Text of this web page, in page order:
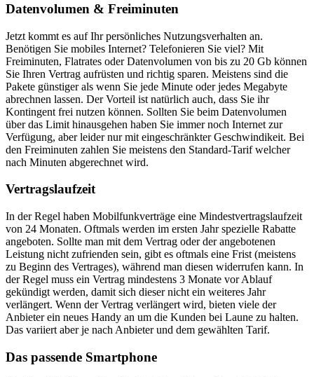
Datenvolumen & Freiminuten
Jetzt kommt es auf Ihr persönliches Nutzungsverhalten an.
Benötigen Sie mobiles Internet? Telefonieren Sie viel? Mit
Freiminuten, Flatrates oder Datenvolumen von bis zu 20 Gb können
Sie Ihren Vertrag aufrüsten und richtig sparen. Meistens sind die
Pakete günstiger als wenn Sie jede Minute oder jedes Megabyte
abrechnen lassen. Der Vorteil ist natürlich auch, dass Sie ihr
Kontingent frei nutzen können. Sollten Sie beim Datenvolumen
über das Limit hinausgehen haben Sie immer noch Internet zur
Verfügung, aber leider nur mit eingeschränkter Geschwindikeit. Bei
den Freiminuten zahlen Sie meistens den Standard-Tarif welcher
nach Minuten abgerechnet wird.
Vertragslaufzeit
In der Regel haben Mobilfunkverträge eine Mindestvertragslaufzeit
von 24 Monaten. Oftmals werden im ersten Jahr spezielle Rabatte
angeboten. Sollte man mit dem Vertrag oder der angebotenen
Leistung nicht zufrienden sein, gibt es oftmals eine Frist (meistens
zu Beginn des Vertrages), während man diesen widerrufen kann. In
der Regel muss ein Vertrag mindestens 3 Monate vor Ablauf
gekündigt werden, damit sich dieser nicht ein weiteres Jahr
verlängert. Wenn der Vertrag verlängert wird, bieten viele der
Anbieter ein neues Handy an um die Kunden bei Laune zu halten.
Das variiert aber je nach Anbieter und dem gewählten Tarif.
Das passende Smartphone